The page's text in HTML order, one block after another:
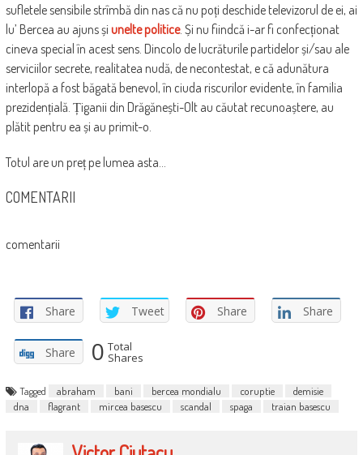
sufletele sensibile strîmbă din nas că nu poți deschide televizorul de ei, ai
lu’ Bercea au ajuns și unelte politice. Și nu fiindcă i-ar fi confecționat
cineva special în acest sens. Dincolo de lucrăturile partidelor și/sau ale
serviciilor secrete, realitatea nudă, de necontestat, e că adunătura
interlopă a fost băgată benevol, în ciuda riscurilor evidente, în familia
prezidențială. Țiganii din Drăgănești-Olt au căutat recunoaștere, au
plătit pentru ea și au primit-o.
Totul are un preț pe lumea asta…
COMENTARII
comentarii
Share Tweet Share Share
Share 0 Total
Shares
Tagged abraham bani bercea mondialu coruptie
demisie
dna
flagrant mircea basescu scandal spaga traian basescu